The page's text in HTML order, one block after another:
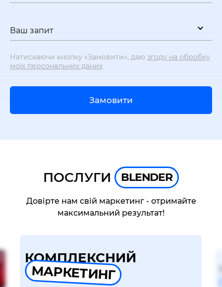
Ваш запит
Натискаючи кнопку «Замовити», даю згоду на обробку
моїх персональних даних
Замовити
ПОСЛУГИ BLENDER
Довірте нам свій маркетинг - отримайте
максимальний результат!
КОМПЛЕКСНИЙ
МАРКЕТИНГ